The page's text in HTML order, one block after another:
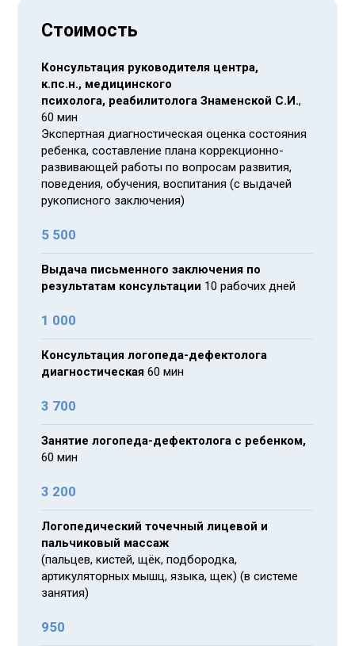
Стоимость
Консультация руководителя центра,
к.пс.н., медицинского
психолога, реабилитолога Знаменской С.И.,
60 мин
Экспертная диагностическая оценка состояния
ребенка, составление плана коррекционно-
развивающей работы по вопросам развития,
поведения, обучения, воспитания (с выдачей
рукописного заключения)
5 500
Выдача письменного заключения по
результатам консультации 10 рабочих дней
1 000
Консультация логопеда-дефектолога
диагностическая 60 мин
3 700
Занятие логопеда-дефектолога с ребенком,
60 мин
3 200
Логопедический точечный лицевой и
пальчиковый массаж
(пальцев, кистей, щёк, подбородка,
артикуляторных мышц, языка, щек) (в системе
занятия)
950